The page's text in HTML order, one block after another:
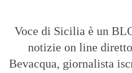
Voce di Sicilia è un
notizie on line
Bevacqua, giornalista